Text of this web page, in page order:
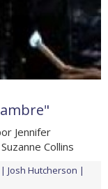
Jennifer
Collins
Josh Hutcherson